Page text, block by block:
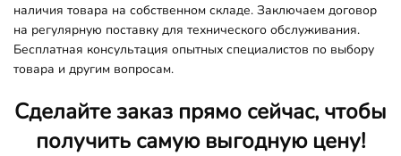
наличия товара на собственном складе. Заключаем договор
на регулярную поставку для технического обслуживания.
Бесплатная консультация опытных специалистов по выбору
товара и другим вопросам.
Сделайте заказ прямо сейчас, чтобы
получить самую выгодную цену!